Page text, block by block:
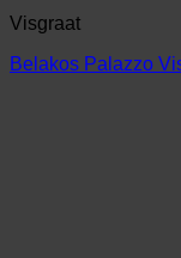
Visgraat
Belakos Palazzo